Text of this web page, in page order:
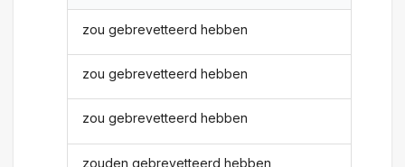
zou gebrevetteerd hebben
zou gebrevetteerd hebben
zou gebrevetteerd hebben
zouden gebrevetteerd hebben